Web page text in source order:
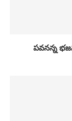
పవనన్న